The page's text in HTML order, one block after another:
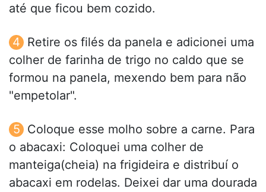
até que ficou bem cozido.
Retire os filés da panela e adicionei uma
colher de farinha de trigo no caldo que se
formou na panela, mexendo bem para não
"empetolar".
Coloque esse molho sobre a carne. Para
o abacaxi: Coloquei uma colher de
manteiga(cheia) na frigideira e distribuí o
abacaxi em rodelas. Deixei dar uma dourada